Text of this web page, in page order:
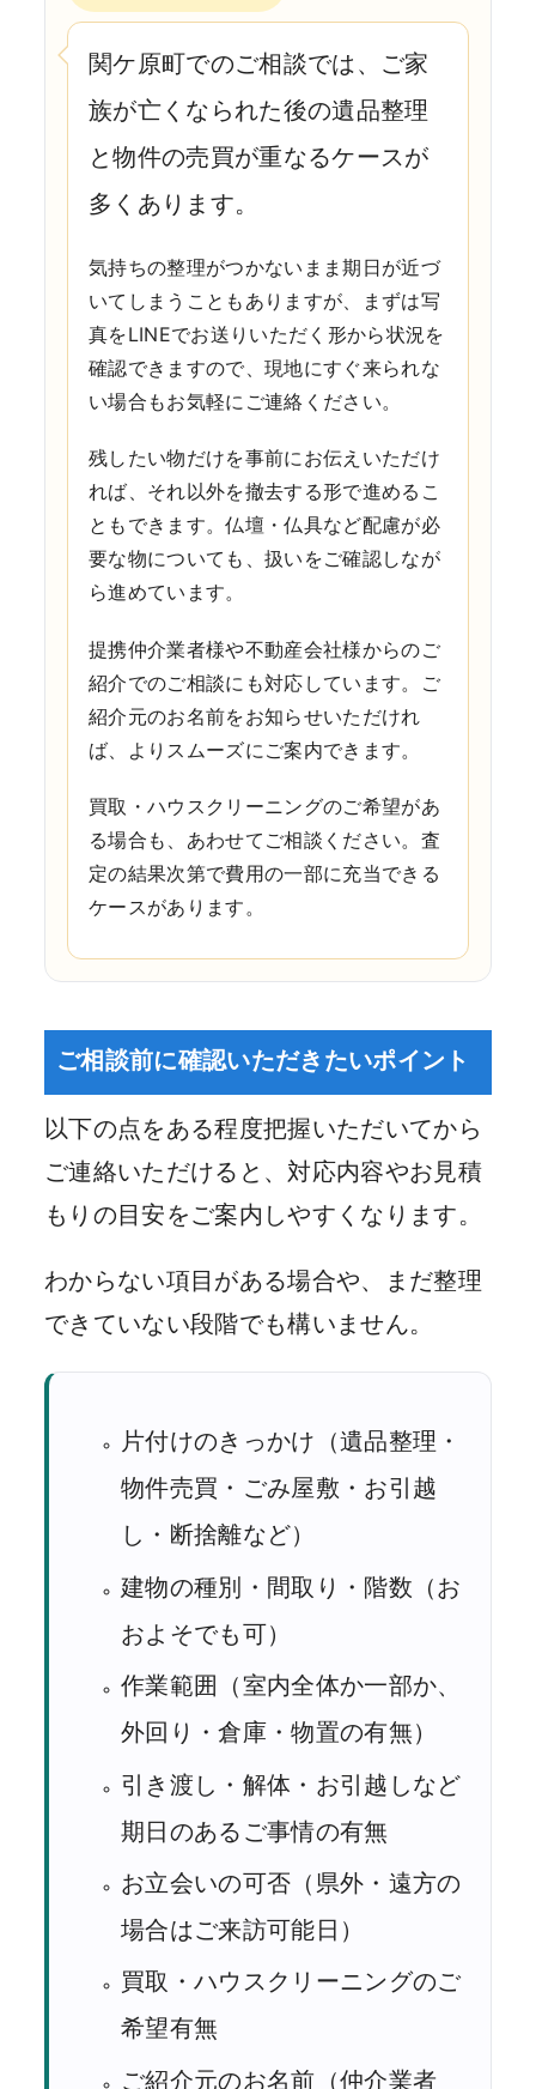
関ケ原町でのご相談では、ご家
族が亡くなられた後の遺品整理
と物件の売買が重なるケースが
多くあります。
気持ちの整理がつかないまま期日が近づ
いてしまうこともありますが、まずは写
真をLINEでお送りいただく形から状況を
確認できますので、現地にすぐ来られな
い場合もお気軽にご連絡ください。
残したい物だけを事前にお伝えいただけ
れば、それ以外を撤去する形で進めるこ
ともできます。仏壇・仏具など配慮が必
要な物についても、扱いをご確認しなが
ら進めています。
提携仲介業者様や不動産会社様からのご
紹介でのご相談にも対応しています。ご
紹介元のお名前をお知らせいただけれ
ば、よりスムーズにご案内できます。
買取・ハウスクリーニングのご希望があ
る場合も、あわせてご相談ください。査
定の結果次第で費用の一部に充当できる
ケースがあります。
ご相談前に確認いただきたいポイント
以下の点をある程度把握いただいてから
ご連絡いただけると、対応内容やお見積
もりの目安をご案内しやすくなります。
わからない項目がある場合や、まだ整理
できていない段階でも構いません。
片付けのきっかけ（遺品整理・
物件売買・ごみ屋敷・お引越
し・断捨離など）
建物の種別・間取り・階数（お
およそでも可）
作業範囲（室内全体か一部か、
外回り・倉庫・物置の有無）
引き渡し・解体・お引越しなど
期日のあるご事情の有無
お立会いの可否（県外・遠方の
場合はご来訪可能日）
買取・ハウスクリーニングのご
希望有無
ご紹介元のお名前（仲介業者